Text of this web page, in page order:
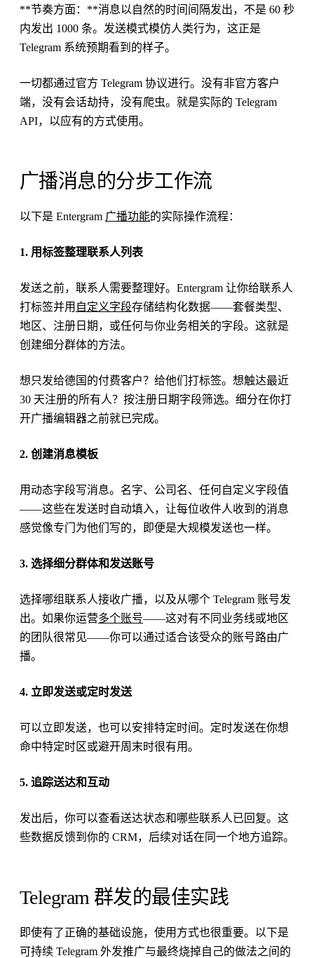
**节奏方面：**消息以自然的时间间隔发出，不是 60 秒
内发出 1000 条。发送模式模仿人类行为，这正是
Telegram 系统预期看到的样子。
一切都通过官方 Telegram 协议进行。没有非官方客户
端，没有会话劫持，没有爬虫。就是实际的 Telegram
API，以应有的方式使用。
广播消息的分步工作流
以下是 Entergram 广播功能的实际操作流程：
1. 用标签整理联系人列表
发送之前，联系人需要整理好。Entergram 让你给联系人
打标签并用 自定义字段存储结构化数据——套餐类型、
地区、注册日期，或任何与你业务相关的字段。这就是
创建细分群体的方法。
想只发给德国的付费客户？给他们打标签。想触达最近
30 天注册的所有人？按注册日期字段筛选。细分在你打
开广播编辑器之前就已完成。
2. 创建消息模板
用动态字段写消息。名字、公司名、任何自定义字段值
——这些在发送时自动填入，让每位收件人收到的消息
感觉像专门为他们写的，即便是大规模发送也一样。
3. 选择细分群体和发送账号
选择哪组联系人接收广播，以及从哪个 Telegram 账号发
出。如果你运营多个账号——这对有不同业务线或地区
的团队很常见——你可以通过适合该受众的账号路由广
播。
4. 立即发送或定时发送
可以立即发送，也可以安排特定时间。定时发送在你想
命中特定时区或避开周末时很有用。
5. 追踪送达和互动
发出后，你可以查看送达状态和哪些联系人已回复。这
些数据反馈到你的 CRM，后续对话在同一个地方追踪。
Telegram 群发的最佳实践
即使有了正确的基础设施，使用方式也很重要。以下是
可持续 Telegram 外发推广与最终烧掉自己的做法之间的